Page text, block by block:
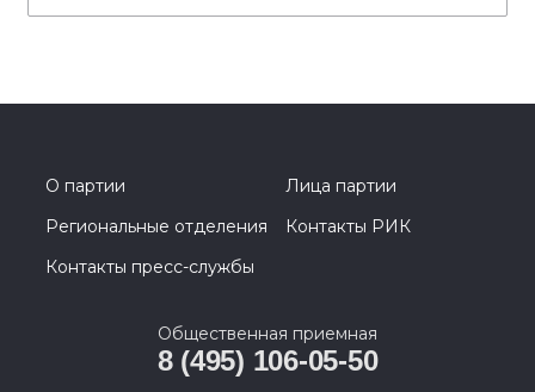
О партии
Лица партии
Региональные отделения
Контакты РИК
Контакты пресс-службы
Общественная приемная
8 (495) 106-05-50